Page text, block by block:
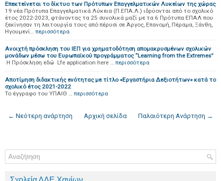
Επεκτείνεται το δίκτυο των Πρότυπων Επαγγελματικών Λυκείων της χώρας
19 νέα Πρότυπα Επαγγελματικά Λύκεια (Π.ΕΠΑ.Λ.) ιδρύονται από το σχολικό
έτος 2022-2023, φτάνοντας τα 25 συνολικά μαζί με τα 6 Πρότυπα ΕΠΑΛ που
ξεκίνησαν τη λειτουργία τους από πέρυσι σε Άργος, Επανομή, Πέραμα, Ξάνθη,
Ηγουμενί… περισσότερα
Ανοιχτή πρόσκληση του ΙΕΠ για χρηματοδότηση απομακρυσμένων σχολικών
μονάδων μέσω του Ευρωπαϊκού προγράμματος “Learning from the Extremes”
Η Πρόσκληση εδώ Lfe application here … περισσότερα
Αποτίμηση διδακτικής ενότητας με τίτλο «Εργαστήρια Δεξιοτήτων» κατά το
σχολικό έτος 2021-2022
To έγγραφο του ΥΠΑΙΘ … περισσότερα
← Νεότερη ανάρτηση Παλαιότερη Ανάρτηση →
Αρχική σελίδα